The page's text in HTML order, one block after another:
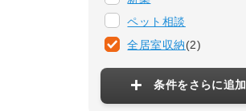
ペット相談
全居室収納(2)
条件をさらに追加